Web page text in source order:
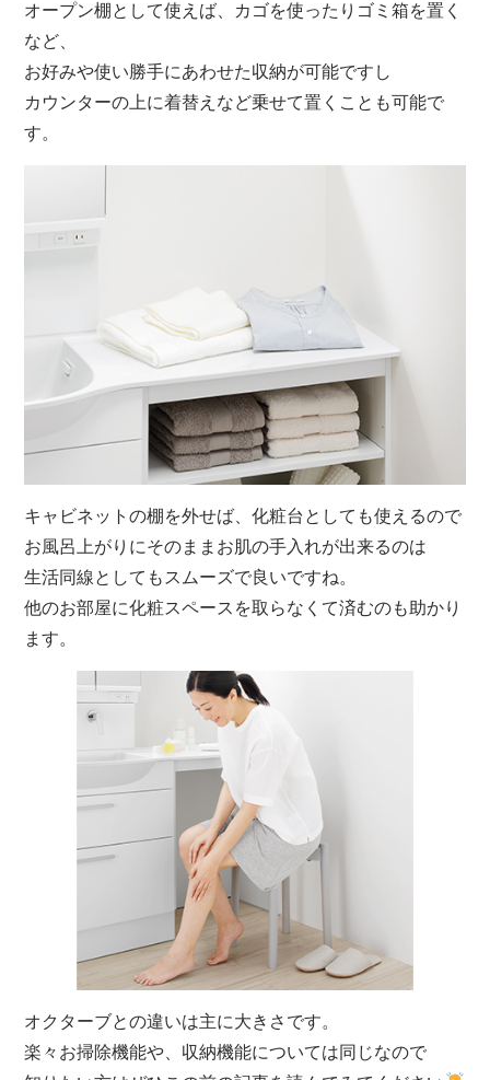
オープン棚として使えば、カゴを使ったりゴミ箱を置く
など、
お好みや使い勝手にあわせた収納が可能ですし
カウンターの上に着替えなど乗せて置くことも可能で
す。
キャビネットの棚を外せば、化粧台としても使えるので
お風呂上がりにそのままお肌の手入れが出来るのは
生活同線としてもスムーズで良いですね。
他のお部屋に化粧スペースを取らなくて済むのも助かり
ます。
オクターブとの違いは主に大きさです。
楽々お掃除機能や、収納機能については同じなので